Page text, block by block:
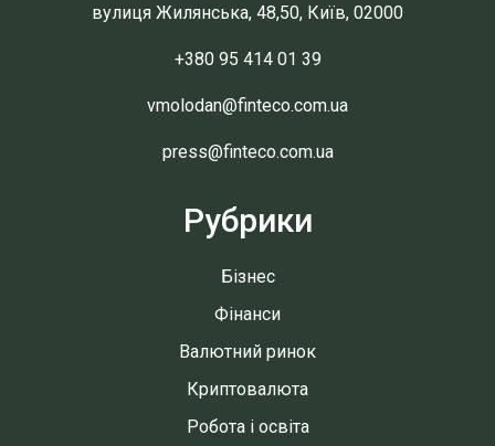
вулиця Жилянська, 48,50, Київ, 02000
+380 95 414 01 39
vmolodan@finteco.com.ua
press@finteco.com.ua
Рубрики
Бізнес
Фінанси
Валютний ринок
Криптовалюта
Робота і освіта